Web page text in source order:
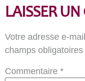
LAISSER
Votre adresse e-
champs
Commentaire *